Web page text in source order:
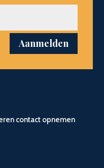
Aanmelden
contact opnemen